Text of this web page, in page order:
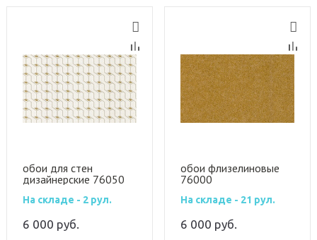
обои для стен
дизайнерские 76050
На складе - 2 рул.
6 000 руб.
обои флизелиновые
76000
На складе - 21 рул.
6 000 руб.